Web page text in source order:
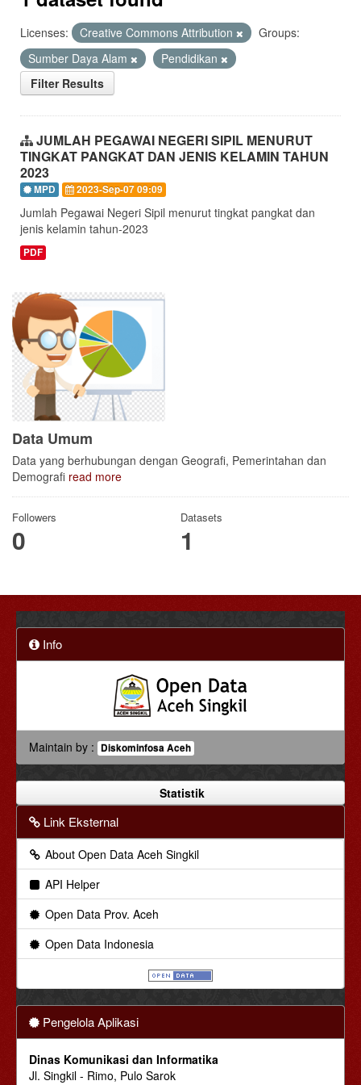
Licenses: Creative Commons Attribution
Groups:
Sumber Daya Alam
Pendidikan
Filter Results
JUMLAH PEGAWAI NEGERI SIPIL MENURUT
TINGKAT PANGKAT DAN JENIS KELAMIN TAHUN
2023
MPD 2023-Sep-07 09:09
Jumlah Pegawai Negeri Sipil menurut tingkat pangkat dan
jenis kelamin tahun-2023
PDF
Data Umum
Data yang berhubungan dengan Geografi, Pemerintahan dan
Demografi read more
Followers
0
Datasets
1
Info
Maintain by : Diskominfosa Aceh
Statistik
Link Eksternal
About Open Data Aceh Singkil
API Helper
Open Data Prov. Aceh
Open Data Indonesia
Pengelola Aplikasi
Dinas Komunikasi dan Informatika
Jl. Singkil - Rimo, Pulo Sarok